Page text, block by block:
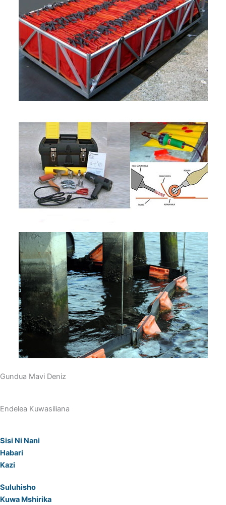
Gundua Mavi Deniz
Endelea Kuwasiliana
Sisi Ni Nani
Habari
Kazi
Suluhisho
Kuwa Mshirika